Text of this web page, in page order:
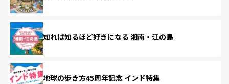
知れば知るほど好きになる 湘南・江の島
地球の歩き方45周年記念 インド特集